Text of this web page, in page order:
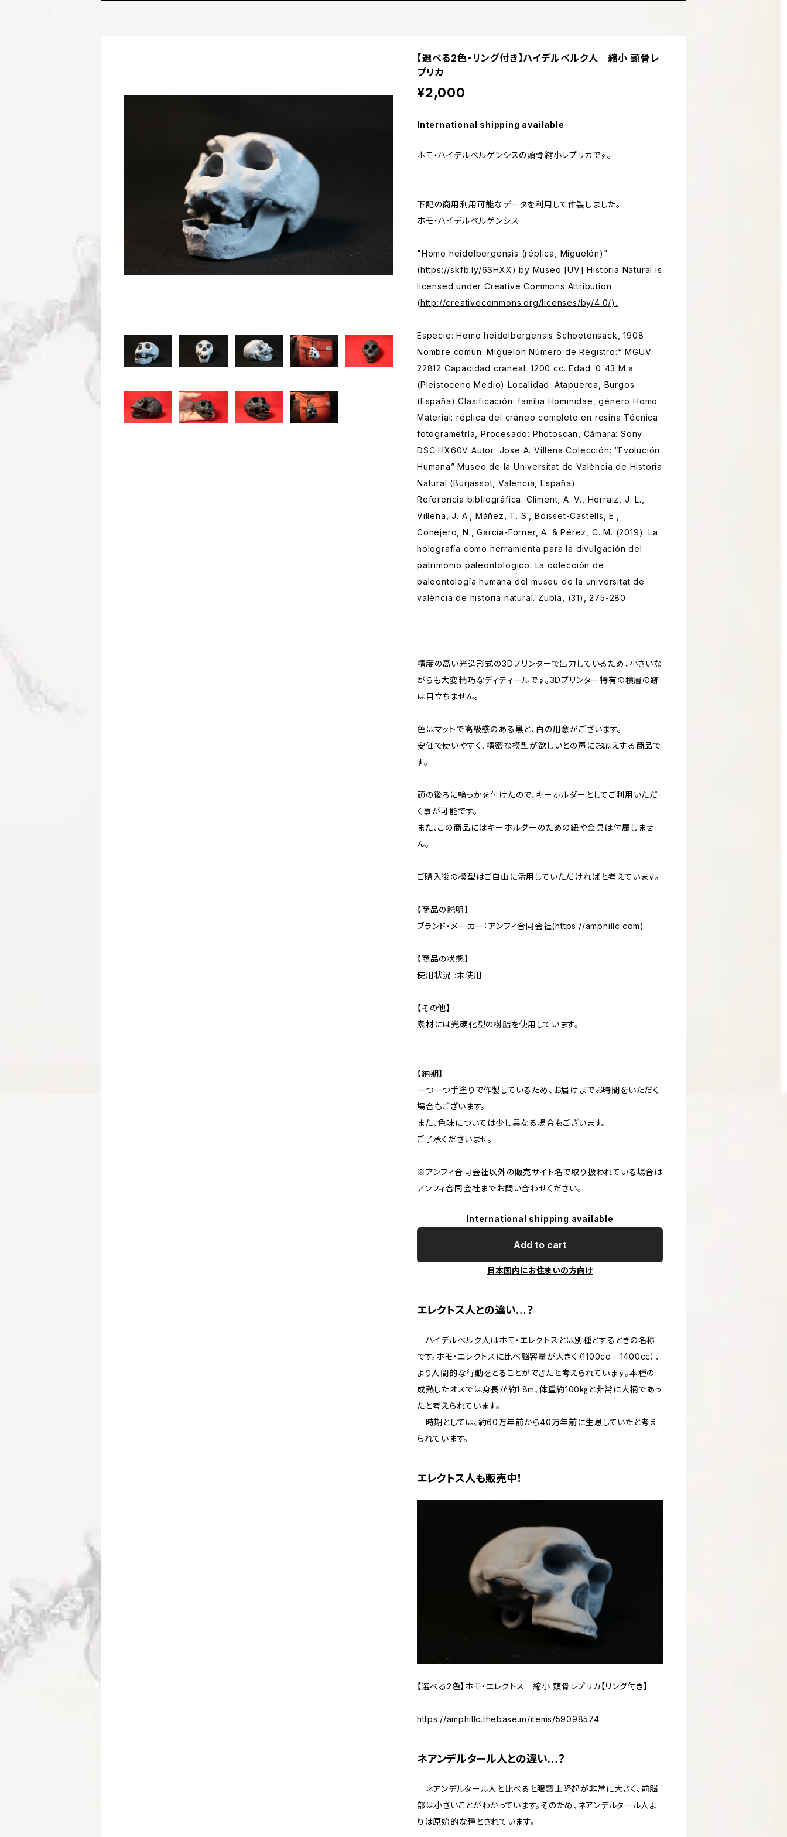
【選べる2色・リング付き】ハイデルベルク人 縮小 頭骨レ
プリカ
¥2,000
International shipping available
ホモ・ハイデルベルゲンシスの頭骨縮小レプリカです。
下記の商用利用可能なデータを利用して作製しました。
ホモ・ハイデルベルゲンシス
"Homo heidelbergensis (réplica, Miguelón)"
(https://skfb.ly/6SHXX) by Museo [UV] Historia Natural is
licensed under Creative Commons Attribution
(http://creativecommons.org/licenses/by/4.0/).
Especie: Homo heidelbergensis Schoetensack, 1908
Nombre común: Miguelón Número de Registro:* MGUV
22812 Capacidad craneal: 1200 cc. Edad: 0´43 M.a
(Pleistoceno Medio) Localidad: Atapuerca, Burgos
(España) Clasificación: família Hominidae, género Homo
Material: réplica del cráneo completo en resina Técnica:
fotogrametría, Procesado: Photoscan, Cámara: Sony
DSC HX60V Autor: Jose A. Villena Colección: “Evolución
Humana” Museo de la Universitat de València de Historia
Natural (Burjassot, Valencia, España)
Referencia bibliográfica: Climent, A. V., Herraiz, J. L.,
Villena, J. A., Máñez, T. S., Boisset-Castells, E.,
Conejero, N., García-Forner, A. & Pérez, C. M. (2019). La
holografía como herramienta para la divulgación del
patrimonio paleontológico: La colección de
paleontología humana del museu de la universitat de
valència de historia natural. Zubía, (31), 275-280.
精度の高い光造形式の3Dプリンターで出力しているため、小さいな
がらも大変精巧なディティールです。3Dプリンター特有の積層の跡
は目立ちません。
色はマットで高級感のある黒と、白の用意がございます。
安価で使いやすく、精密な模型が欲しいとの声にお応えする商品で
す。
頭の後ろに輪っかを付けたので、キーホルダーとしてご利用いただ
く事が可能です。
また、この商品にはキーホルダーのための紐や金具は付属しませ
ん。
ご購入後の模型はご自由に活用していただければと考えています。
【商品の説明】
ブランド・メーカー：アンフィ合同会社(https://amphillc.com)
【商品の状態】
使用状況 :未使用
【その他】
素材には光硬化型の樹脂を使用しています。
【納期】
一つ一つ手塗りで作製しているため、お届けまでお時間をいただく
場合もございます。
また、色味については少し異なる場合もございます。
ご了承くださいませ。
※アンフィ合同会社以外の販売サイト名で取り扱われている場合は
アンフィ合同会社までお問い合わせください。
International shipping available
Add to cart
日本国内にお住まいの方向け
エレクトス人との違い…？
ハイデルベルク人はホモ・エレクトスとは別種とするときの名称
です。ホモ・エレクトスに比べ脳容量が大きく（1100cc - 1400cc）、
より人間的な行動をとることができたと考えられています。本種の
成熟したオスでは身長が約1.8m、体重約100㎏と非常に大柄であっ
たと考えられています。
時期としては、約60万年前から40万年前に生息していたと考え
られています。
エレクトス人も販売中！
【選べる2色】ホモ・エレクトス 縮小 頭骨レプリカ【リング付き】
https://amphillc.thebase.in/items/59098574
ネアンデルタール人との違い…？
ネアンデルタール人と比べると眼窩上隆起が非常に大きく、前脳
部は小さいことがわかっています。そのため、ネアンデルタール人よ
りは原始的な種とされています。